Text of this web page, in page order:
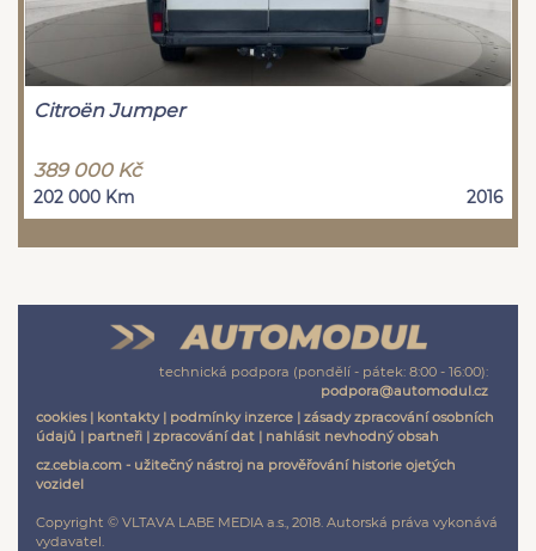
Citroën Jumper
389 000 Kč
202 000 Km 2016
technická podpora (pondělí - pátek: 8:00 - 16:00):
podpora@automodul.cz
cookies| kontakty| podmínky inzerce | zásady zpracování osobních
údajů | partneři | zpracování dat | nahlásit nevhodný obsah
cz.cebia.com - užitečný nástroj na prověřování historie ojetých
vozidel
Copyright © VLTAVA LABE MEDIA a.s., 2018. Autorská práva vykonává
vydavatel.